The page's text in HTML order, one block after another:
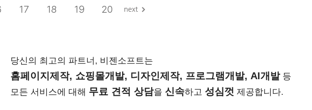
17 18 19 20
당신의 최고의 파트너, 비젠소프트는
홈페이지제작, 쇼핑몰개발, 디자인제작, 프로그램개발, AI개발등
모든 서비스에 대해 무료 견적 상담을 신속하고 성심껏 제공합니다.